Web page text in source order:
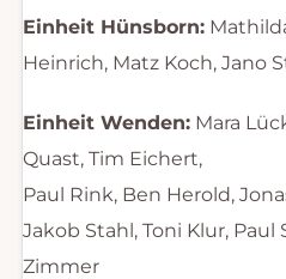
Einheit Hünsborn:
Heinrich, Matz Koch, Jano
Einheit Wenden:Mara
Quast, Tim Eichert,
Paul Rink, Ben Herold,
Jakob Stahl, Toni Klur, Paul
Zimmer